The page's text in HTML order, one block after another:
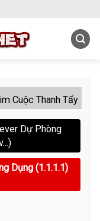
Cuộc Thanh Tẩy
Dự Phòng
Dụng (1.1.1.1)